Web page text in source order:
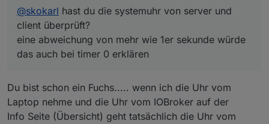
@skokarl hast du die systemuhr von server und
client überprüft?
eine abweichung von mehr wie 1er sekunde würde
das auch bei timer 0 erklären
Du bist schon ein Fuchs..... wenn ich die Uhr vom
Laptop nehme und die Uhr vom IOBroker auf der
Info Seite (Übersicht) geht tatsächlich die Uhr vom